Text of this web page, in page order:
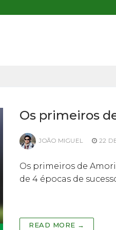
Os primeiros
JOÃO MIGUEL 22
Os primeiros de
de 4 épocas de
READ MORE →